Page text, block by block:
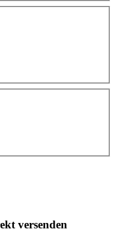
versenden